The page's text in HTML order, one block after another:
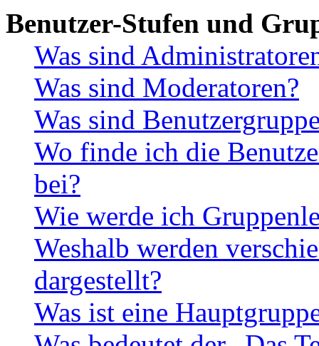
Benutzer-Stufen und
Was sind
Was sind Moderatoren?
Was sind
Wo finde ich die
bei?
Wie werde ich
Weshalb werden
dargestellt?
Was ist eine